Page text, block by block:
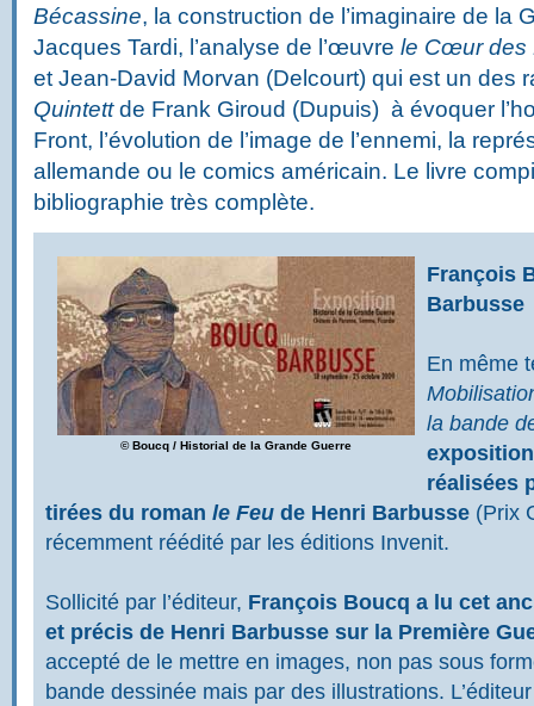
Bécassine, la construction de l’imaginaire de la
Jacques Tardi, l’analyse de l’œuvre le Cœur des
et Jean-David Morvan (Delcourt) qui est un des
Quintettde Frank Giroud (Dupuis) à évoquer
Front, l’évolution de l’image de l’ennemi, la
allemande ou le comics américain. Le livre
bibliographie très complète.
© Boucq / Historial de la Grande Guerre
François
Barbusse
En même
la bande
réalisées
tirées du roman le Feu de Henri Barbusse (Prix
récemment réédité par les éditions Invenit.
Sollicité par l’éditeur, François Boucq a lu cet
et précis de Henri Barbusse sur la Première
accepté de le mettre en images, non pas sous
bande dessinée mais par des illustrations.